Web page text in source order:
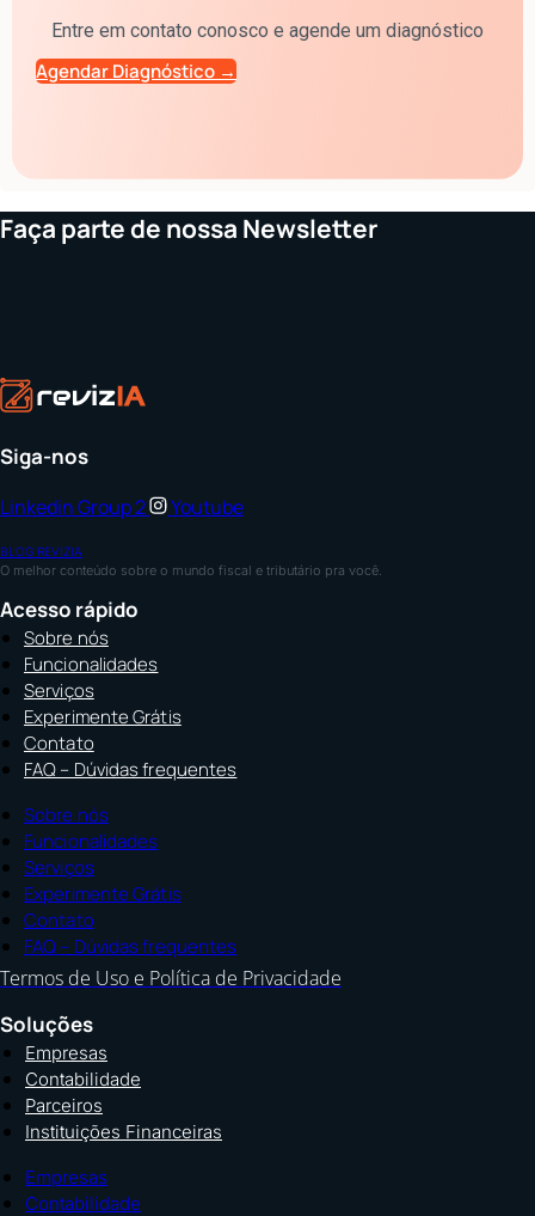
Entre em contato conosco e agende um diagnóstico
Agendar Diagnóstico →
Faça parte de nossa Newsletter
Siga-nos
LinkedinGroup 2 Youtube
BLOG REVIZIA
O melhor conteúdo sobre o mundo fiscal e tributário pra você.
Acesso rápido
Sobre nós
Funcionalidades
Serviços
Experimente Grátis
Contato
FAQ – Dúvidas frequentes
Sobre nós
Funcionalidades
Serviços
Experimente Grátis
Contato
FAQ – Dúvidas frequentes
Termos de Uso e Política de Privacidade
Soluções
Empresas
Contabilidade
Parceiros
Instituições Financeiras
Empresas
Contabilidade